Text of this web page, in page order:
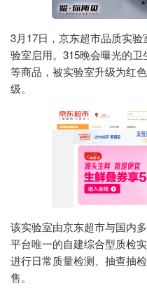
3月17日，京东超市品质实
验室启用。315晚会曝光的
等商品，被实验室升级为红
级。
该实验室由京东超市与国内
平台唯一的自建综合型质检
进行日常质量检测、抽查抽
售。